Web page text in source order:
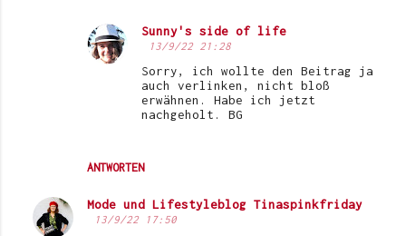
ANTWORTEN
Sunny's side of life
13/9/22 21:28
Sorry, ich wollte den Beitrag ja
auch verlinken, nicht bloß
erwähnen. Habe ich jetzt
nachgeholt. BG
Mode und Lifestyleblog Tinaspinkfriday
13/9/22 17:50